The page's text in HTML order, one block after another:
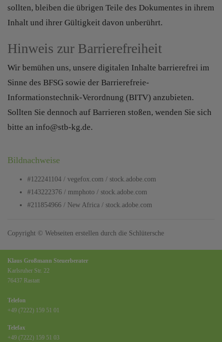
sollten, bleiben die übrigen Teile des Dokumentes in ihrem
Inhalt und ihrer Gültigkeit davon unberührt.
Hinweis zur Barrierefreiheit
Wir bemühen uns, unsere digitalen Inhalte barrierefrei im
Sinne des BFSG sowie der Barrierefreie-
Informationstechnik-Verordnung (BITV) anzubieten.
Sollten Sie dennoch auf Barrieren stoßen, wenden Sie sich
bitte an info@stb-kg.de.
Bildnachweise
#122241104 / vegefox.com / stock.adobe.com
#143222376 / mmphoto / stock.adobe.com
#211854966 / New Africa / stock.adobe.com
Copyright © Webseiten erstellen durch die Schlütersche
Klaus Großmann Steuerberater
Karlsruher Str. 22
76437 Rastatt
Telefon
+49 (7222) 159 51 01
Telefax
+49 (7222) 159 51 03